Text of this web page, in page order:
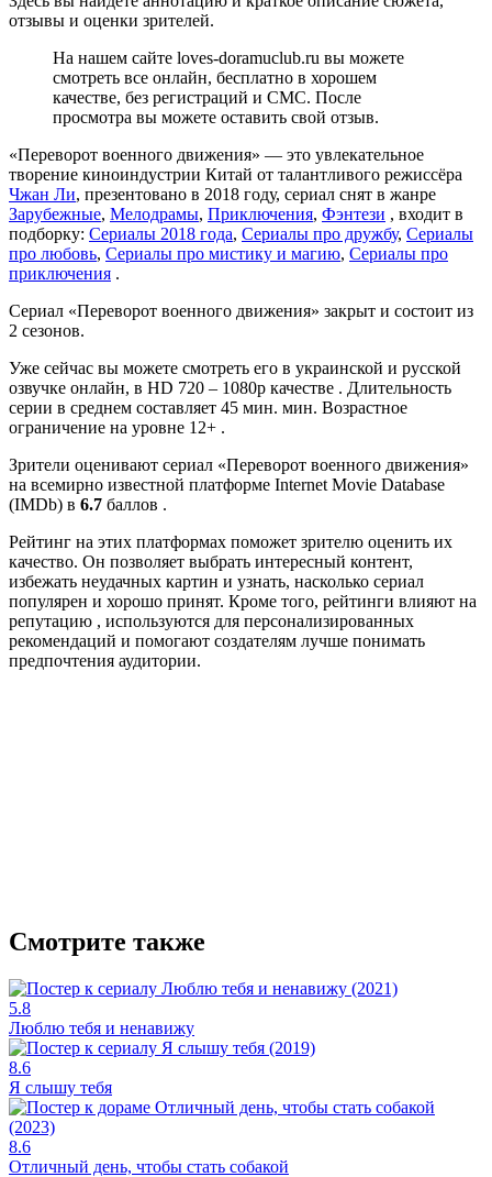
отзывы и оценки зрителей.
На нашем сайте loves-doramuclub.ru вы можете
смотреть все онлайн, бесплатно в хорошем
качестве, без регистраций и СМС. После
просмотра вы можете оставить свой отзыв.
«Переворот военного движения» — это увлекательное
творение киноиндустрии Китай от талантливого режиссёра
Чжан Ли, презентовано в 2018 году, сериал снят в жанре
Зарубежные, Мелодрамы, Приключения, Фэнтези , входит в
подборку: Сериалы 2018 года, Сериалы про дружбу, Сериалы
про любовь, Сериалы про мистику и магию, Сериалы про
приключения .
Сериал «Переворот военного движения» закрыт и состоит из
2 сезонов.
Уже сейчас вы можете смотреть его в украинской и русской
озвучке онлайн, в HD 720 – 1080p качестве . Длительность
серии в среднем составляет 45 мин. мин. Возрастное
ограничение на уровне 12+ .
Зрители оценивают сериал «Переворот военного движения»
на всемирно известной платформе Internet Movie Database
(IMDb) в 6.7 баллов .
Рейтинг на этих платформах поможет зрителю оценить их
качество. Он позволяет выбрать интересный контент,
избежать неудачных картин и узнать, насколько сериал
популярен и хорошо принят. Кроме того, рейтинги влияют на
репутацию , используются для персонализированных
рекомендаций и помогают создателям лучше понимать
предпочтения аудитории.
Смотрите также
5.8
Люблю тебя и ненавижу
8.6
Я слышу тебя
8.6
Отличный день, чтобы стать собакой